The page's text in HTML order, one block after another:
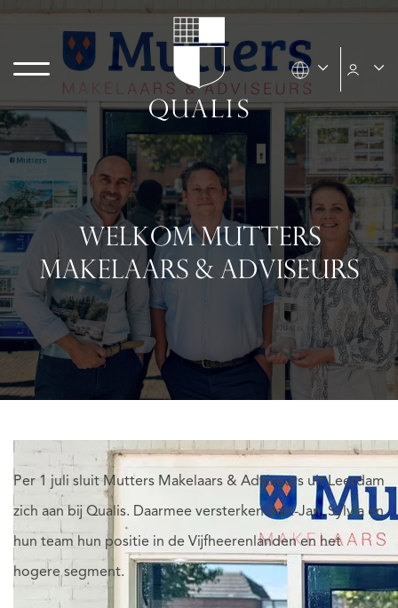
WELKOM MUTTERS
MAKELAARS & ADVISEURS
Per 1 juli sluit Mutters Makelaars & Adviseurs uit Leerdam
zich aan bij Qualis. Daarmee versterken Bart-Jan, Sylvia en
hun team hun positie in de Vijfheerenlanden en het
hogere segment.